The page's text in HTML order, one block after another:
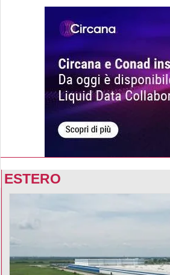
ESTERO